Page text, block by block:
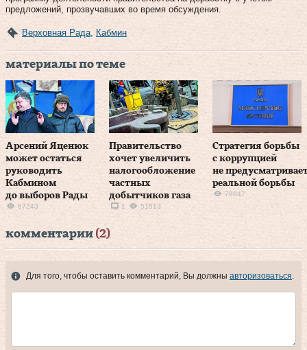
предложений, прозвучавших во время обсуждения.
Верховная Рада Кабмин
материалы по теме
Арсений Яценюк
может остаться
руководить
Кабмином
до выборов Рады
67243
Правительство
хочет увеличить
налогообложение
частных
добытчиков газа
1 51513
Cтратегия борьбы
с коррупцией
не
реальной борьбы
78847
комментарии (2)
Для того, чтобы оставить комментарий, Вы должны авторизоваться.